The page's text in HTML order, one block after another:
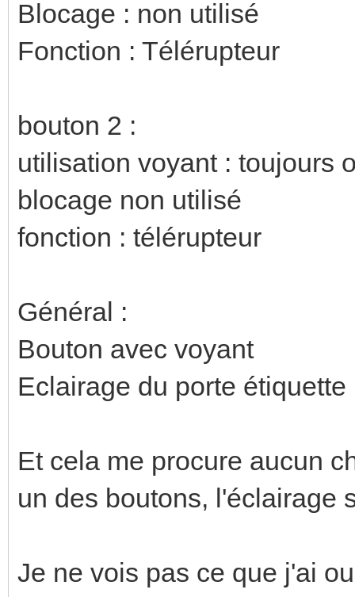
Blocage : non utilisé
Fonction : Télérupteur
bouton 2 :
utilisation voyant : toujours
blocage non utilisé
fonction : télérupteur
Général :
Bouton avec voyant
Eclairage du porte
Et cela me procure aucun
un des boutons, l'éclairage
Je ne vois pas ce que j'ai